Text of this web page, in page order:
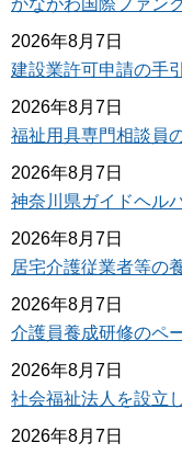
かながわ国際ファン
2026年8月7日
建設業許可申請の手
2026年8月7日
福祉用具専門相談員
2026年8月7日
神奈川県ガイドヘル
2026年8月7日
居宅介護従業者等の
2026年8月7日
介護員養成研修のペ
2026年8月7日
社会福祉法人を設立
2026年8月7日